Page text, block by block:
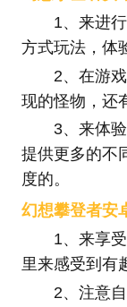
1、来进
方式玩法，体
2、在游
现的怪物，还
3、来体
提供更多的不
度的。
幻想攀登者安
1、来享
里来感受到有
2、注意